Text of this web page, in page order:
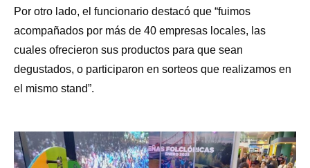
Por otro lado, el funcionario destacó que “fuimos
acompañados por más de 40 empresas locales, las
cuales ofrecieron sus productos para que sean
degustados, o participaron en sorteos que realizamos en
el mismo stand”.